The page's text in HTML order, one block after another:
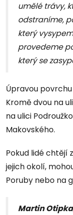
umělé trávy,
odstraníme,
který
provedeme
který se
Úpravou
Kromě dvou na
na ulici
Makovského.
Pokud lidé chtějí
jejich okolí,
Poruby nebo na
Martin